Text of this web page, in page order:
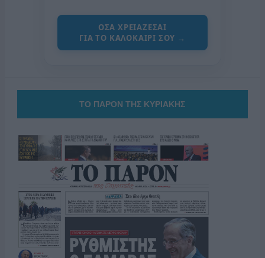
ΟΣΑ ΧΡΕΙΑΖΕΣΑΙ
ΓΙΑ ΤΟ ΚΑΛΟΚΑΙΡΙ ΣΟΥ →
ΤΟ ΠΑΡΟΝ ΤΗΣ ΚΥΡΙΑΚΗΣ